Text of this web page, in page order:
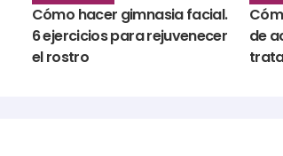
Cómo hacer gimnasia facial.
6 ejercicios para rejuvenecer
el rostro
de